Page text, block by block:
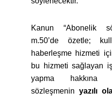
Kanun “Abonelik
m.50’de özetle;
haberleşme hizmeti
bu hizmeti sağlayan
yapma hakkına
sözleşmenin yazılı